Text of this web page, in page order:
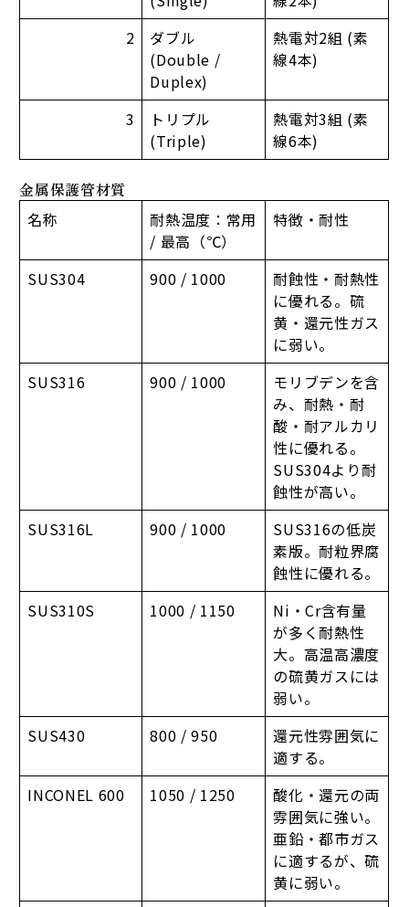
2
ダブル
(Double /
Duplex)
熱電対2組 (素
線4本)
3
トリプル
(Triple)
熱電対3組 (素
線6本)
金属保護管材質
名称
耐熱温度：常用
/ 最高（℃）
特徴・耐性
SUS304 900 / 1000
耐蝕性・耐熱性
に優れる。硫
黄・還元性ガス
に弱い。
SUS316
900 / 1000
モリブデンを含
み、耐熱・耐
酸・耐アルカリ
性に優れる。
SUS304より耐
蝕性が高い。
SUS316L
900 / 1000
SUS316の低炭
素版。耐粒界腐
蝕性に優れる。
SUS310S
1000 / 1150
Ni・Cr含有量
が多く耐熱性
大。高温高濃度
の硫黄ガスには
弱い。
SUS430
800 / 950
還元性雰囲気に
適する。
INCONEL 600
1050 / 1250
酸化・還元の両
雰囲気に強い。
亜鉛・都市ガス
に適するが、硫
黄に弱い。